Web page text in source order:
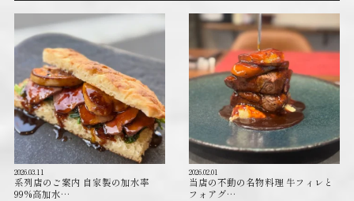
2026.03.11
系列店のご案内 自家製の加水率
99%高加水…
2026.02.01
当店の不動の名物料理 牛フィレと
フォアグ…